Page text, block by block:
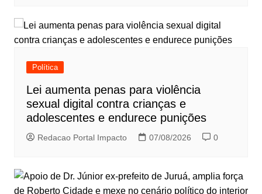
Política
Lei aumenta penas para violência
sexual digital contra crianças e
adolescentes e endurece punições
Redacao Portal Impacto 07/08/2026 0